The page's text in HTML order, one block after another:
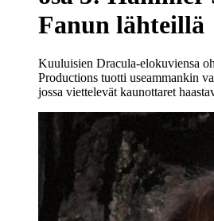
Fanun lähteillä
Kuuluisien Dracula-elokuviensa
Productions tuotti useammankin
jossa viettelevät kaunottaret